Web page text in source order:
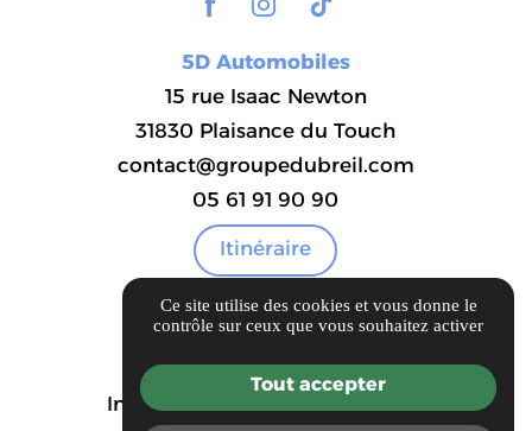
5D Automobiles
15 rue Isaac Newton
31830 Plaisance du Touch
contact@groupedubreil.com
05 61 91 90 90
Itinéraire
Guide local
Informations complémentaires
Ce site utilise des cookies et vous donne le
contrôle sur ceux que vous souhaitez activer
Tout accepter